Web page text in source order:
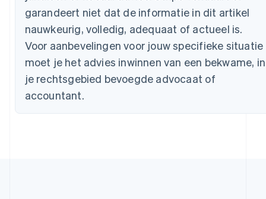
garandeert niet dat de informatie in dit artikel
nauwkeurig, volledig, adequaat of actueel is.
Voor aanbevelingen voor jouw specifieke situatie
moet je het advies inwinnen van een bekwame, in
je rechtsgebied bevoegde advocaat of
accountant.
Brazilië
PortuguêsEnglish
Bulgarije
Canada
English Français
Cyprus
English
Denemarken